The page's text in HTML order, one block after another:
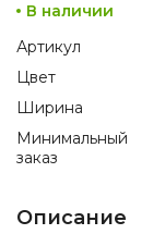
В наличии
Артикул
Цвет
Ширина
Минимальный
заказ
Описание